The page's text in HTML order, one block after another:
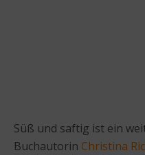
Süß und saftig ist ein
Buchautorin Christina